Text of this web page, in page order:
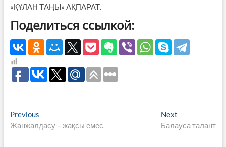
«ҚҰЛАН ТАҢЫ» АҚПАРАТ.
Поделиться ссылкой:
Навигация
по
PreviousPrevious
post:
Жанжалдасу – жақсы емес
Next
post:
Балауса талант